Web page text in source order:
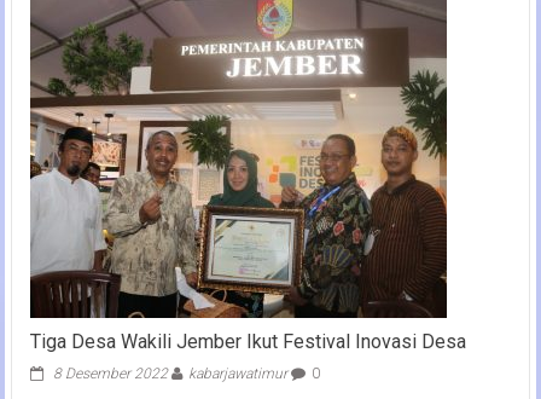
Tiga Desa Wakili Jember Ikut Festival Inovasi Desa
8 Desember 2022 kabarjawatimur 0